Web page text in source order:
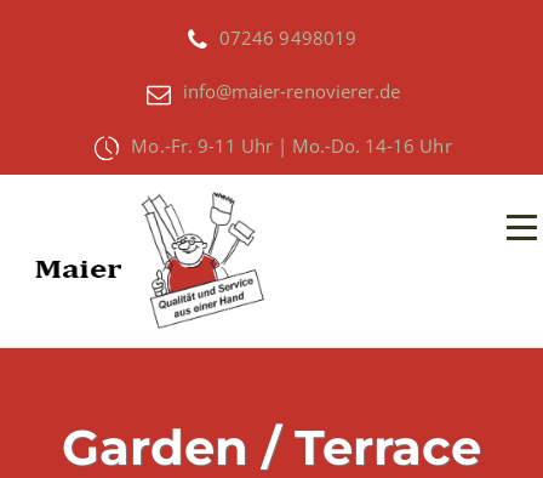
07246 9498019
info@maier-renovierer.de
Mo.-Fr. 9-11 Uhr | Mo.-Do. 14-16 Uhr
Garden / Terrace